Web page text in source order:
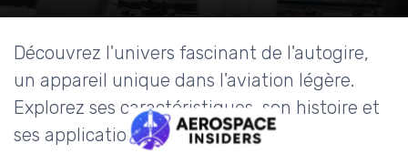
Découvrez l'univers fascinant de l'autogire,
un appareil unique dans l'aviation légère.
Explorez ses caractéristiques, son histoire et
ses applications modernes.